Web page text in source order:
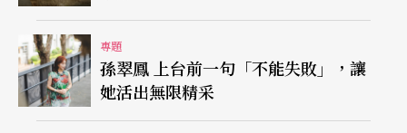
我從二○○八到一七年在NSO就職，很幸運一進去
就做萬聖節的音樂派對，發現自己好像可以做居中
協調與媒合溝通的角色，開始從製作角度去思考。
進NSO第一年就碰上首次原創歌劇的演出，跨國合
專題
孫翠鳳 上台前一句「不能失敗」，讓
她活出無限精采